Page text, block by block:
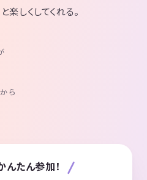
しくしてくれる。
ら
んたん参加！